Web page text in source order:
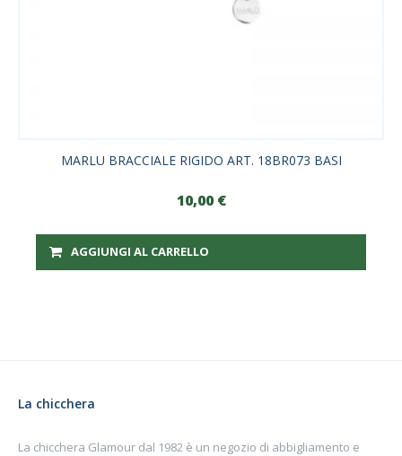
MARLU BRACCIALE RIGIDO ART. 18BR073 BASI
10,00 €
AGGIUNGI AL CARRELLO
La chicchera
La chicchera Glamour dal 1982 è un negozio di abbigliamento e